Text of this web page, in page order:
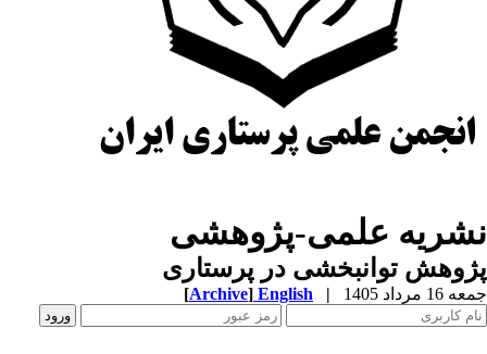
علمی-پژوهشی
توانبخشی در پرستاری
مرداد 1405 |
English
[Archive]